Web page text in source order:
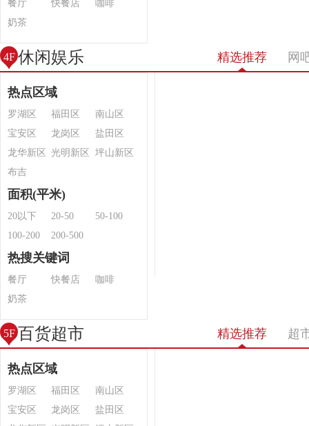
餐厅 快餐店
咖啡
奶茶
4F 休闲娱乐 精选推荐 网
热点区域
罗湖区 福田区
南山区
宝安区
龙岗区
盐田区
龙华新区
光明新区
坪山新区
布吉
面积(平米)
20以下 20-50
50-100
100-200
200-500
热搜关键词
餐厅 快餐店
咖啡
奶茶
5F 百货超市 精选推荐 超
热点区域
罗湖区 福田区
南山区
宝安区
龙岗区
盐田区